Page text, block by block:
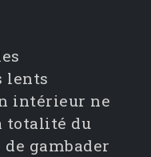
lents
intérieur ne
totalité du
gambader